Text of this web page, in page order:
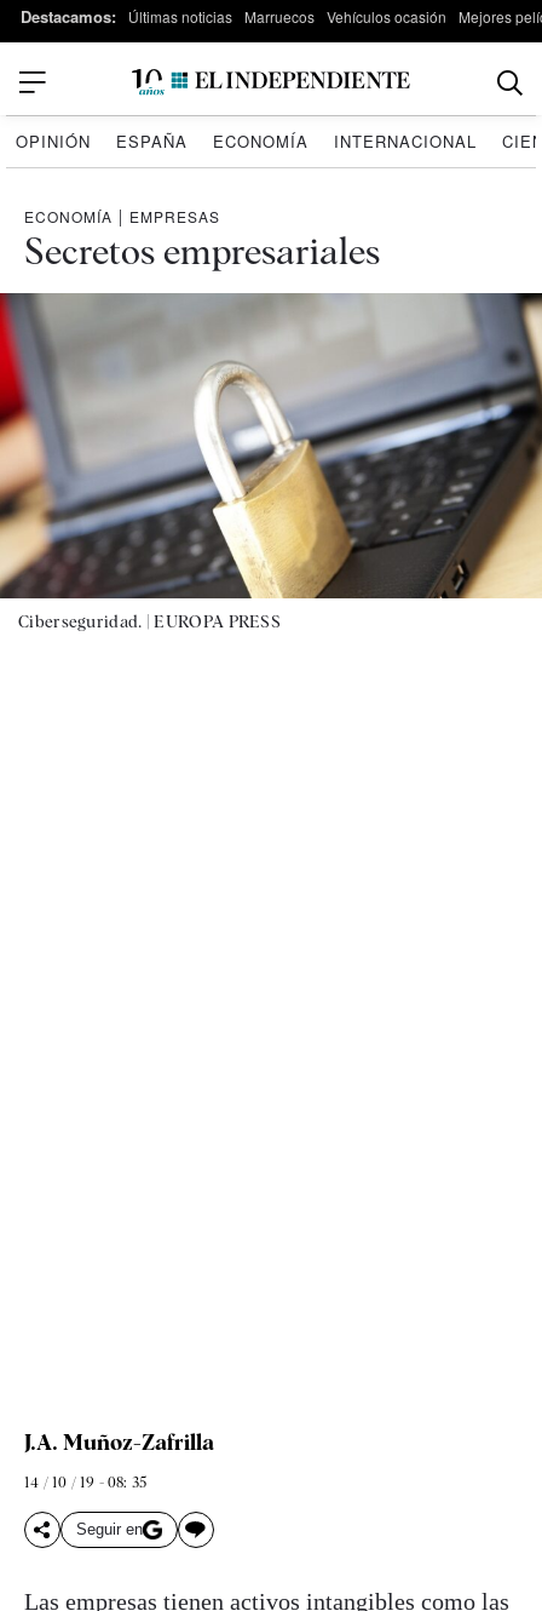
Destacamos: Últimas noticias Marruecos Vehículos ocasión Mejores
OPINIÓN ESPAÑA ECONOMÍA INTERNACIONAL
ECONOMÍA | EMPRESAS
Secretos empresariales
Ciberseguridad. |EUROPA PRESS
J.A. Muñoz-Zafrilla
14 / 10 / 19 - 08: 35
Seguir en
Las empresas tienen activos intangibles como las